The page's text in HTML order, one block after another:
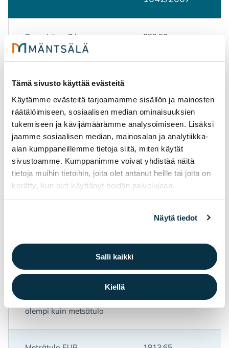
Tämä sivusto käyttää evästeitä
Käytämme evästeitä tarjoamamme sisällön ja mainosten
räätälöimiseen, sosiaalisen median ominaisuuksien
tukemiseen ja kävijämäärämme analysoimiseen. Lisäksi
jaamme sosiaalisen median, mainosalan ja analytiikka-
alan kumppaneillemme tietoja siitä, miten käytät
sivustoamme. Kumppanimme voivat yhdistää näitä
tietoja muihin tietoihin, joita olet antanut heille tai joita on
kerätty, kun olet käyttänyt heidän palvelujaan.
Näytä tiedot
Salli kaikki
Kiellä
Pornaisissa 8 ha x
119,57
958,56
Sipoossa 15 ha x 97,65
Yhteensä EUR 2518,96
10% vähennys -251,90
Metsätalouden korot
-0,00
Hakkuumahdollisuuden
nettoraha-arvo 20%
alempi kuin metsätulo